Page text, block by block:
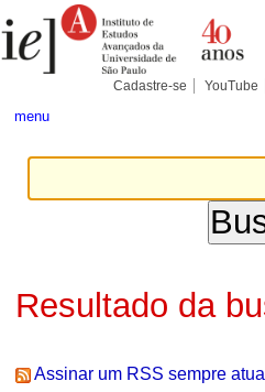
para
conteúdo.
Pessoais
Cadastre-se YouTube
menu
Resultado da
Assinar um RSS sempre